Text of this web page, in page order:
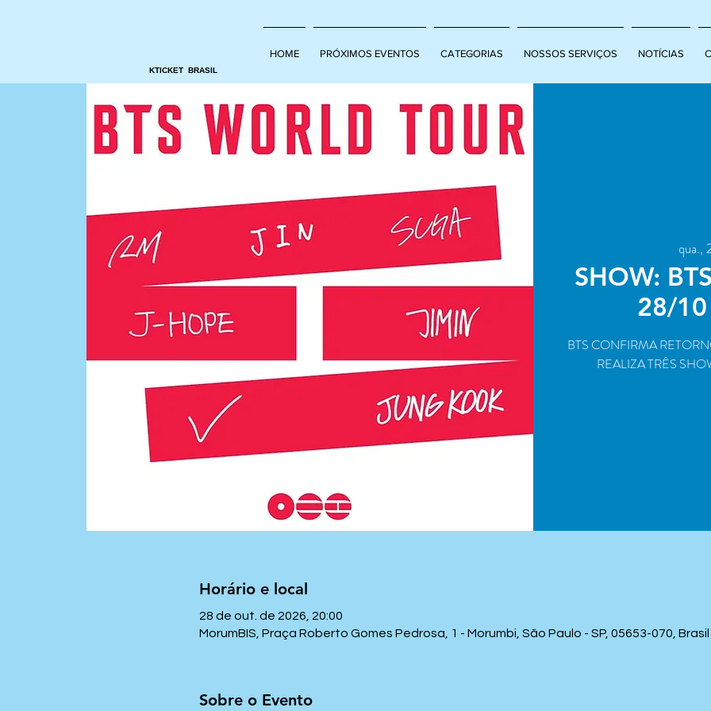
KTICKET BRASIL
HOME PRÓXIMOS EVENTOS CATEGORIAS NOSSOS SERVIÇOS NOTÍCIAS
qua.,
SHOW:
28/10
BTS CONFIRMA
REALIZA TRÊS
Horário e local
28 de out. de 2026, 20:00
MorumBIS, Praça Roberto Gomes Pedrosa, 1 - Morumbi, São Paulo - SP, 05653-070, Brasil
Sobre o Evento